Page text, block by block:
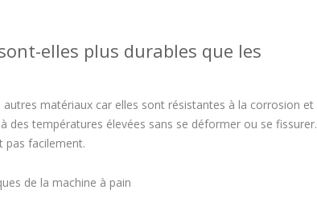
elles plus durables que les
matériaux car elles sont résistantes à la corrosion et
des températures élevées sans se déformer ou se fissurer.
pas facilement.
de la machine à pain